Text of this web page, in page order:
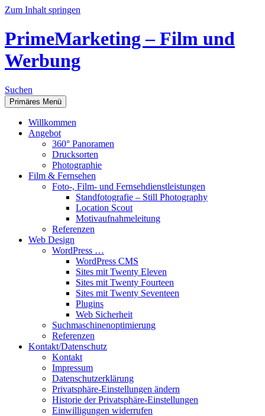
Zum Inhalt springen
PrimeMarketing – Film und
Werbung
Suchen
Primäres Menü
Willkommen
Angebot
360° Panoramen
Drucksorten
Photographie
Film & Fernsehen
Foto-, Film- und Fernsehdienstleistungen
Standfotografie – Still Photography
Location Scout
Motivaufnahmeleitung
Referenzen
Web Design
WordPress …
WordPress CMS
Sites mit Twenty Eleven
Sites mit Twenty Fourteen
Sites mit Twenty Seventeen
Plugins
Web Sicherheit
Suchmaschinenoptimierung
Referenzen
Kontakt/Datenschutz
Kontakt
Impressum
Datenschutzerklärung
Privatsphäre-Einstellungen ändern
Historie der Privatsphäre-Einstellungen
Einwilligungen widerrufen